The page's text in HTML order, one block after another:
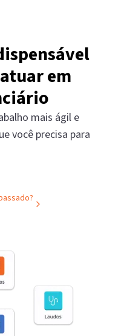
em
mais ágil e
você precisa para